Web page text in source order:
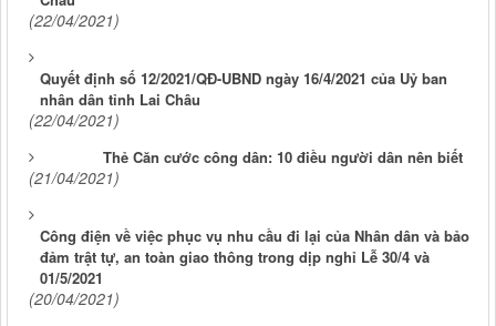
(22/04/2021)
Quyết định số 12/2021/QĐ-UBND ngày 16/4/2021 của Uỷ ban
nhân dân tỉnh Lai Châu
(22/04/2021)
Thẻ Căn cước công dân: 10 điều người dân nên biết
(21/04/2021)
Công điện về việc phục vụ nhu cầu đi lại của Nhân dân và bảo
đảm trật tự, an toàn giao thông trong dịp nghỉ Lễ 30/4 và
01/5/2021
(20/04/2021)